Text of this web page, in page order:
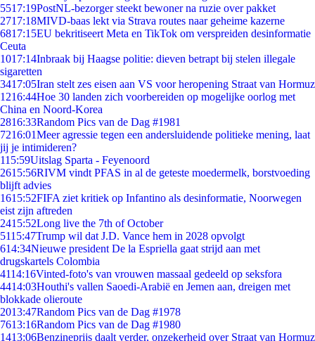
5517:19PostNL-bezorger steekt bewoner na ruzie over pakket
2717:18MIVD-baas lekt via Strava routes naar geheime kazerne
6817:15EU bekritiseert Meta en TikTok om verspreiden desinformatie
Ceuta
1017:14Inbraak bij Haagse politie: dieven betrapt bij stelen illegale
sigaretten
3417:05Iran stelt zes eisen aan VS voor heropening Straat van Hormuz
1216:44Hoe 30 landen zich voorbereiden op mogelijke oorlog met
China en Noord-Korea
2816:33Random Pics van de Dag #1981
7216:01Meer agressie tegen een andersluidende politieke mening, laat
jij je intimideren?
115:59Uitslag Sparta - Feyenoord
2615:56RIVM vindt PFAS in al de geteste moedermelk, borstvoeding
blijft advies
1615:52FIFA ziet kritiek op Infantino als desinformatie, Noorwegen
eist zijn aftreden
2415:52Long live the 7th of October
5115:47Trump wil dat J.D. Vance hem in 2028 opvolgt
614:34Nieuwe president De la Espriella gaat strijd aan met
drugskartels Colombia
4114:16Vinted-foto's van vrouwen massaal gedeeld op seksfora
4414:03Houthi's vallen Saoedi-Arabië en Jemen aan, dreigen met
blokkade olieroute
2013:47Random Pics van de Dag #1978
7613:16Random Pics van de Dag #1980
1413:06Benzineprijs daalt verder, onzekerheid over Straat van Hormuz